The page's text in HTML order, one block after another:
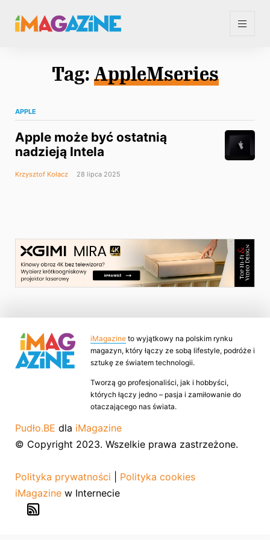
Tag: AppleMseries
APPLE
Apple może być ostatnią
nadzieją Intela
Krzysztof Kołacz 28 lipca 2025
iMagazine to wyjątkowy na polskim rynku
magazyn, który łączy ze sobą lifestyle, podróże i
sztukę ze światem technologii.
Tworzą go profesjonaliści, jak i hobbyści,
których łączy jedno – pasja i zamiłowanie do
otaczającego nas świata.
Pudło.BE dla iMagazine
© Copyright 2023. Wszelkie prawa zastrzeżone.
Polityka prywatności
Polityka cookies
iMagazine w Internecie